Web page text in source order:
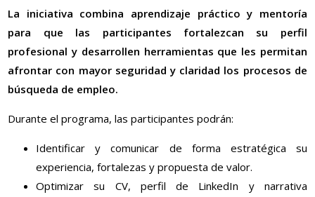
La iniciativa combina aprendizaje práctico y mentoría
para que las participantes fortalezcan su perfil
profesional y desarrollen herramientas que les permitan
afrontar con mayor seguridad y claridad los procesos de
búsqueda de empleo.
Durante el programa, las participantes podrán:
Identificar y comunicar de forma estratégica su
experiencia, fortalezas y propuesta de valor.
Optimizar su CV, perfil de LinkedIn y narrativa